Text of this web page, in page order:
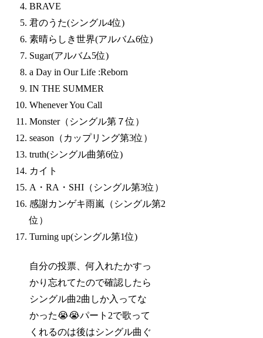
BRAVE
君のうた(シングル4位)
素晴らしき世界(アルバム6位)
Sugar(アルバム5位)
a Day in Our Life :Reborn
IN THE SUMMER
Whenever You Call
Monster（シングル第７位）
season（カップリング第3位）
truth(シングル曲第6位)
カイト
A・RA・SHI（シングル第3位）
感謝カンゲキ雨嵐（シングル第2
位）
Turning up(シングル第1位)
自分の投票、何入れたかすっ
かり忘れてたので確認したら
シングル曲2曲しか入ってな
かった😭😭パート2で歌って
くれるのは後はシングル曲ぐ